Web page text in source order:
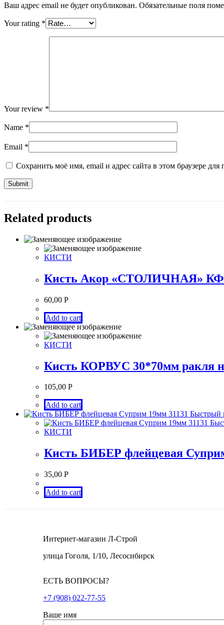
Ваш адрес email не будет опубликован. Обязательные поля
Your rating *
Your review *
Name *
Email *
Сохранить моё имя, email и адрес сайта в этом браузере
Related products
КИСТИ
Кисть Акор «СТОЛИЧНАЯ» КФ
60,00 Р
Add to cart
КИСТИ
Кисть КОРВУС 30*70мм ракля
105,00 Р
Add to cart
Быстрый
КИСТИ
Кисть БИБЕР флейцевая
35,00 Р
Add to cart
Интернет-магазин Л-Строй
улица Гоголя, 1/10, Лесосибирск
ЕСТЬ ВОПРОСЫ?
+7 (908) 022-77-55
Ваше имя